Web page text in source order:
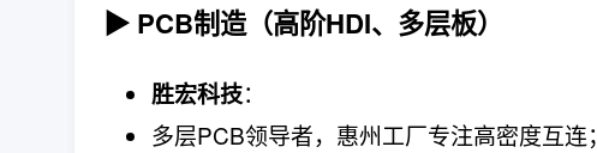
▶ PCB制造（高阶HDI、多层板）
胜宏科技：
多层PCB领导者，惠州工厂专注高密度互连；